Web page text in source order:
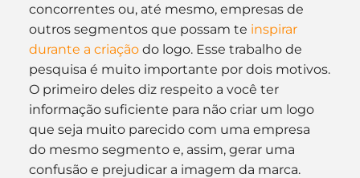
concorrentes ou, até mesmo, empresas de
outros segmentos que possam te inspirar
durante a criação do logo. Esse trabalho de
pesquisa é muito importante por dois motivos.
O primeiro deles diz respeito a você ter
informação suficiente para não criar um logo
que seja muito parecido com uma empresa
do mesmo segmento e, assim, gerar uma
confusão e prejudicar a imagem da marca.